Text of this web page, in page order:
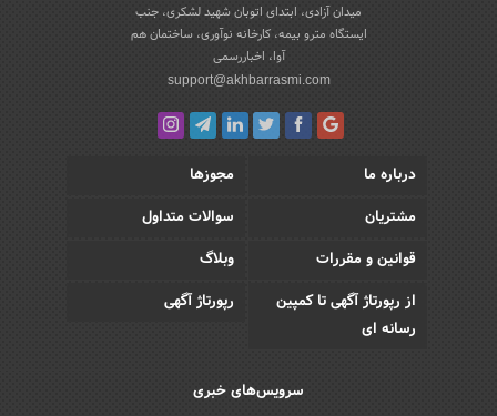
میدان آزادی، ابتدای اتوبان شهید لشکری، جنب
ایستگاه مترو بیمه، کارخانه نوآوری، ساختمان هم
آوا، اخباررسمی
support@akhbarrasmi.com
درباره ما
مجوزها
مشتریان
سوالات متداول
قوانین و مقررات
وبلاگ
از رپورتاژ آگهی تا کمپین
رسانه ای
رپورتاژ آگهی
سرویس‌های خبری